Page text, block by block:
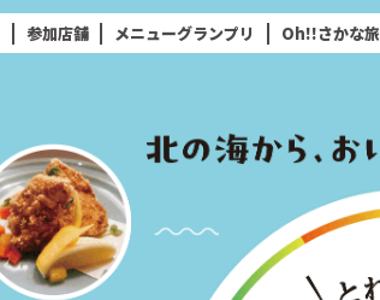
参加店舗 メニューグランプリ Oh!!さかな旅